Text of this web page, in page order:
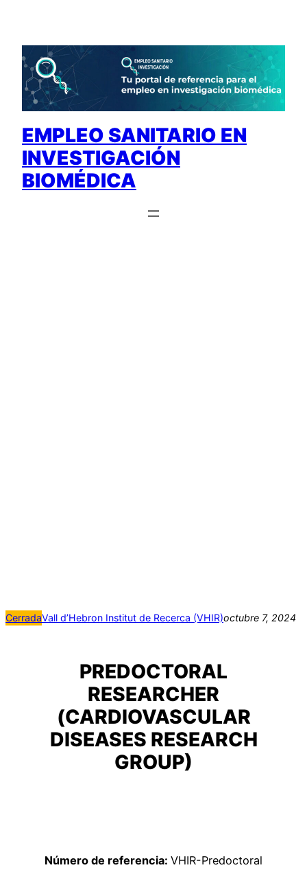
contenido
EMPLEO SANITARIO EN
INVESTIGACIÓN
BIOMÉDICA
CerradaVall d’Hebron Institut de Recerca (VHIR)octubre 7, 2024
PREDOCTORAL
RESEARCHER
(CARDIOVASCULAR
DISEASES RESEARCH
GROUP)
Número de referencia: VHIR-Predoctoral